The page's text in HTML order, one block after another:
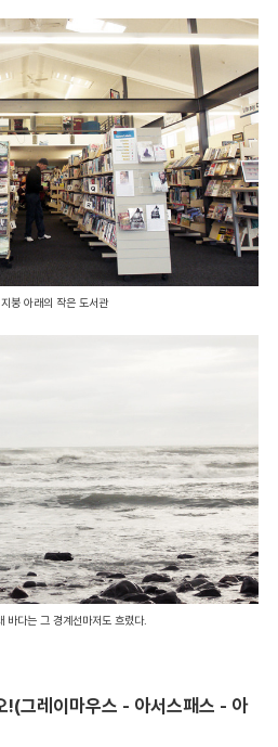
붕 아래의 작은 도서관
바다는 그 경계선마저도 흐렸다.
!(그레이마우스 - 아서스패스 - 아